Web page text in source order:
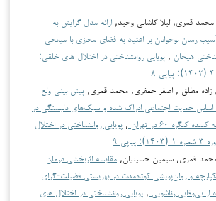
محمد قمری, لیلا کاشانی وحید, ارائه مدل گرایش به
رسان نوجوانان بر اعتیاد به فضای مجازی با میانجی
هیجان , پویایی روانشناختی در اختلال های خلقی:
زاده مطلق , اصغر جعفری, محمد قمری, پیش بینی ولع
اساس حمایت اجتماعی ادراک شده و سبک‌های دلبستگی در
کنگره ۶۰ در تهران
, پویایی روانشناختی در اختلال
۹
قمری, سیمین حسینیان, مقایسه اثربخشی درمان
و روان‌پویشی کوتاه‌مدت در بهزیستی فضیلت-گرای
از بی‌وفایی زناشویی , پویایی روانشناختی در اختلال های